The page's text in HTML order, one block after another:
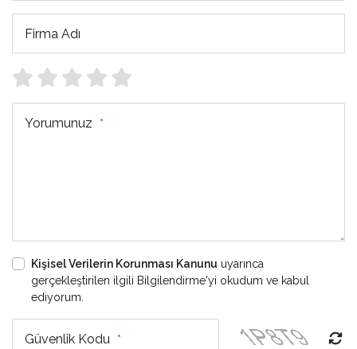
Firma Adı
Yorumunuz *
Kişisel Verilerin Korunması Kanunu uyarınca
gerçekleştirilen ilgili Bilgilendirme'yi okudum ve kabul
ediyorum.
Güvenlik Kodu *